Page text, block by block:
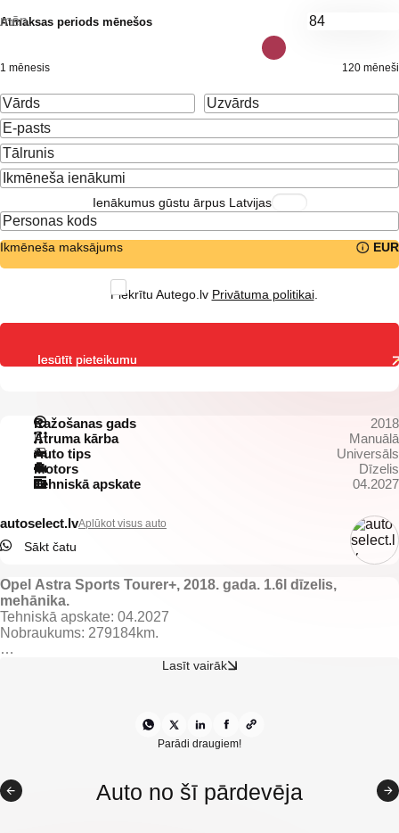
Atmaksas periods mēnešos
mēn.
1 mēnesis 120 mēneši
Ienākumus gūstu ārpus Latvijas
Ikmēneša maksājums EUR
Piekrītu Autego.lv Privātuma politikai.
Ražošanas gads
2018
Ātruma kārba
Manuālā
Auto tips
Universāls
Motors
Dīzelis
Tehniskā apskate
04.2027
autoselect.lvAplūkot visus auto
Sākt čatu
Opel Astra Sports Tourer+, 2018. gada. 1.6l dīzelis,
mehānika.
Tehniskā apskate: 04.2027
Nobraukums: 279184km.
Aprīkojums un īpašības:
Gaisa kondicionieris ar 2 zonu klimata kontroli.
Kruīza kontrole.
Start/stop sistēma.
Lasīt vairāk
Parādi draugiem!
Auto no šī pārdevēja